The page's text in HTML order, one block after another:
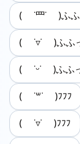
( ˙罒˙ )ふふ
( ˙▿˙ )ふふ
( ˙ᵕ˙ )ふふ
( ˙꒳˙ )ﾌﾌﾌ
( ˙▿˙ )ﾌﾌﾌ